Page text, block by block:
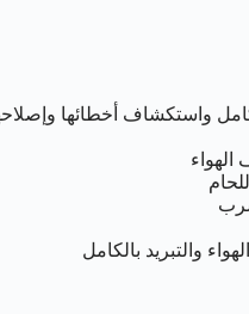
واستكشاف أخطائها
الهواء
والتبريد بالكامل